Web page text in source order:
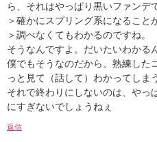
ら、それはやっぱり黒いファンデ
＞確かにスプリング系になること
＞調べなくてもわかるのですね。
そうなんですよ。だいたいわかる
僕でもそうなのだから、熟練した
っと見て（話して）わかってしま
それで終わりにしないのは、やっ
にすぎないでしょうねぇ
返信